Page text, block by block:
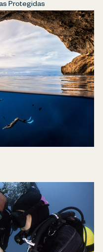
Protegidas